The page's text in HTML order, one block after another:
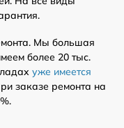
Мы большая
более 20 тыс.
уже имеется
заказе ремонта на